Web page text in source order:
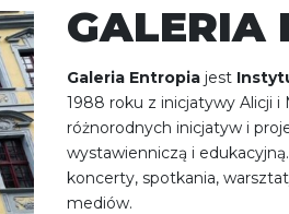
GALERIA
Galeria Entropia jest
1988 roku z inicjatywy Alicji
różnorodnych inicjatyw i
wystawienniczą i
koncerty, spotkania,
mediów.